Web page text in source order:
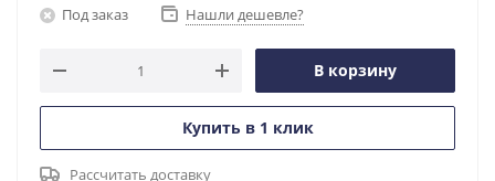
Под заказ Нашли дешевле?
В корзину
Купить в 1 клик
Рассчитать доставку